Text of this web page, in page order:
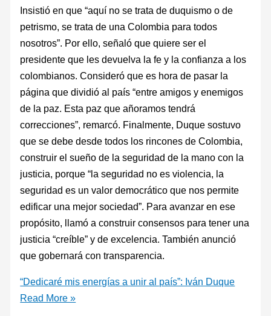
Insistió en que “aquí no se trata de duquismo o de
petrismo, se trata de una Colombia para todos
nosotros”. Por ello, señaló que quiere ser el
presidente que les devuelva la fe y la confianza a los
colombianos. Consideró que es hora de pasar la
página que dividió al país “entre amigos y enemigos
de la paz. Esta paz que añoramos tendrá
correcciones”, remarcó. Finalmente, Duque sostuvo
que se debe desde todos los rincones de Colombia,
construir el sueño de la seguridad de la mano con la
justicia, porque “la seguridad no es violencia, la
seguridad es un valor democrático que nos permite
edificar una mejor sociedad”. Para avanzar en ese
propósito, llamó a construir consensos para tener una
justicia “creíble” y de excelencia. También anunció
que gobernará con transparencia.
“Dedicaré mis energías a unir al país”: Iván Duque
Read More »